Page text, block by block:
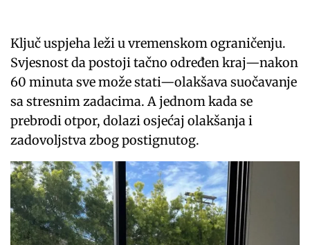
Ključ uspjeha leži u vremenskom ograničenju.
Svjesnost da postoji tačno određen kraj—nakon
60 minuta sve može stati—olakšava suočavanje
sa stresnim zadacima. A jednom kada se
prebrodi otpor, dolazi osjećaj olakšanja i
zadovoljstva zbog postignutog.